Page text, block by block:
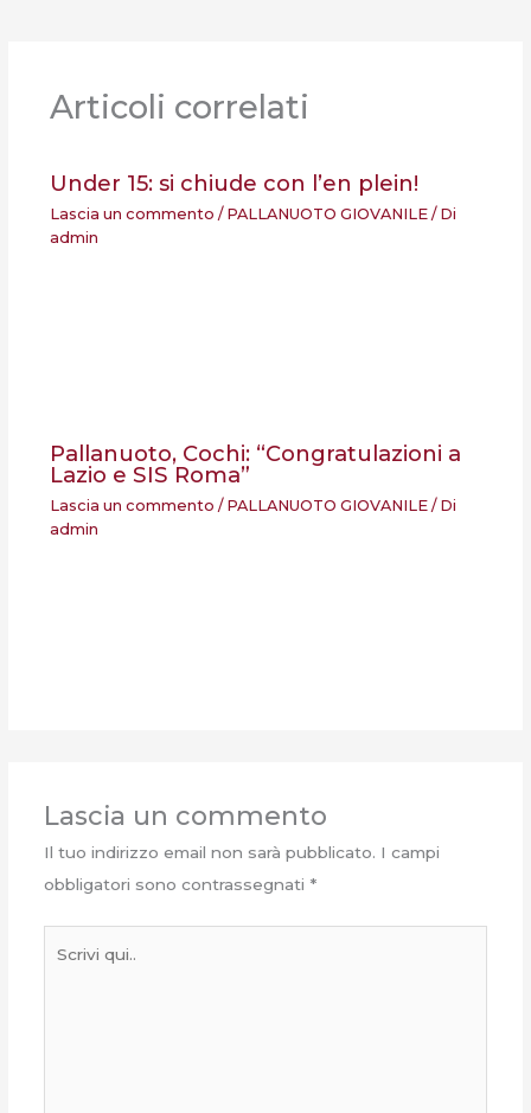
Articoli correlati
Under 15: si chiude con l’en plein!
Lascia un commento / PALLANUOTO GIOVANILE/ Di
admin
Pallanuoto, Cochi: “Congratulazioni a
Lazio e SIS Roma”
Lascia un commento / PALLANUOTO GIOVANILE/ Di
admin
Lascia un commento
Il tuo indirizzo email non sarà pubblicato. I campi
obbligatori sono contrassegnati *